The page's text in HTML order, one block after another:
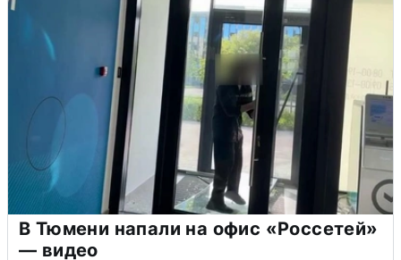
В Тюмени напали на офис «Россетей»
— видео